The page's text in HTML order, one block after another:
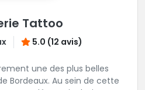
Tattoo
5.0 (12 avis)
une des plus belles
Bordeaux. Au sein de cette